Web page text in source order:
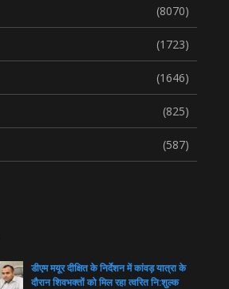
(8070)
(1723)
(1646)
(825)
(587)
डीएम मयूर दीक्षित के निर्देशन में कांवड़ यात्रा के
दौरान शिवभक्तों को मिल रहा त्वरित नि:शुल्क